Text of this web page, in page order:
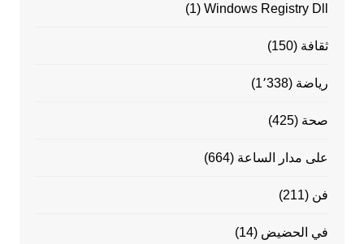
Windows Registry Dll
(1)
ثقافة (150)
رياضة (1٬338)
صحة (425)
على مدار الساعة (664)
فن (211)
في الحضيض (14)